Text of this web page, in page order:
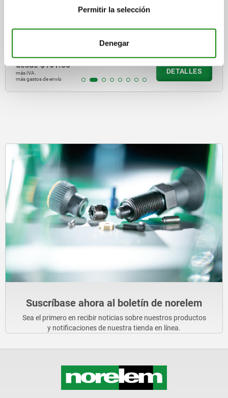
Permitir la selección
Denegar
Abrazaderas de resorte abiertas, versión grande
desde$161.55
más IVA.
más gastos de envío
DETALLES
Suscríbase ahora al boletín de norelem
Sea el primero en recibir noticias sobre nuestros productos
y notificaciones de nuestra tienda en línea.